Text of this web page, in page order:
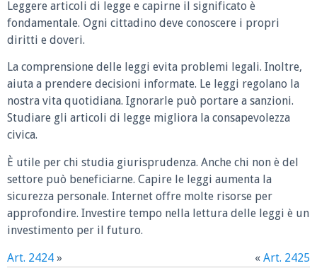
Leggere articoli di legge e capirne il significato è
fondamentale. Ogni cittadino deve conoscere i propri
diritti e doveri.
La comprensione delle leggi evita problemi legali. Inoltre,
aiuta a prendere decisioni informate. Le leggi regolano la
nostra vita quotidiana. Ignorarle può portare a sanzioni.
Studiare gli articoli di legge migliora la consapevolezza
civica.
È utile per chi studia giurisprudenza. Anche chi non è del
settore può beneficiarne. Capire le leggi aumenta la
sicurezza personale. Internet offre molte risorse per
approfondire. Investire tempo nella lettura delle leggi è un
investimento per il futuro.
Art. 2424 » « Art. 2425